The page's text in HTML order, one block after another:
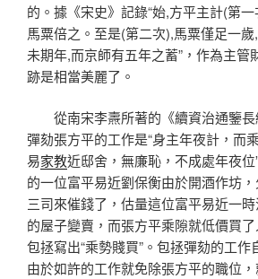
的。據《宋史》記錄“始,方平主計(第
馬粟倍之。至是(第二次),馬粟僅足一
未期年,而京師有五年之蓄”，作為主管
跡是相當美麗了。
從南宋李燾所著的《續資治通鑒
彈劾張方平的工作是“身主年夜計，而
易家教近邸舍，無廉恥，不成處年夜
的一位富平易近劉保衡由於開酒作坊
三司來催錢了，估量這位富平易近一
的屋子變賣，而張方平乘隙就低價買
包拯寫出“乘勢賤買”。包拯彈劾的工
由於如許的工作就免除張方平的職位